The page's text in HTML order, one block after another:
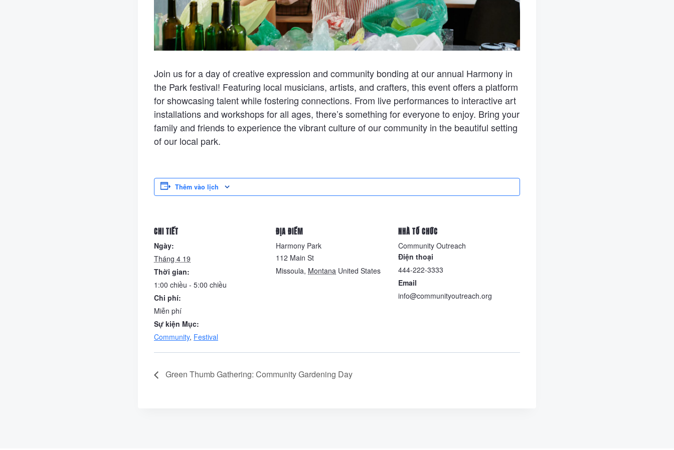
Join us for a day of creative expression and community bonding at our annual Harmony in
the Park festival! Featuring local musicians, artists, and crafters, this event offers a platform
for showcasing talent while fostering connections. From live performances to interactive art
installations and workshops for all ages, there’s something for everyone to enjoy. Bring your
family and friends to experience the vibrant culture of our community in the beautiful setting
of our local park.
Thêm vào lịch
CHI TIẾT
Ngày:
Tháng 4 19
Thời gian:
1:00 chiều - 5:00 chiều
Chi phí:
Miễn phí
Sự kiện Mục:
Community, Festival
ĐỊA ĐIỂM
Harmony Park
112 Main St
Missoula, Montana United States
NHÀ TỔ CHỨC
Community Outreach
Điện thoại
444-222-3333
Email
info@communityoutreach.org
Green Thumb Gathering: Community Gardening Day